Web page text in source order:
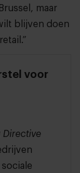
maar
blijven doen
voor
Directive